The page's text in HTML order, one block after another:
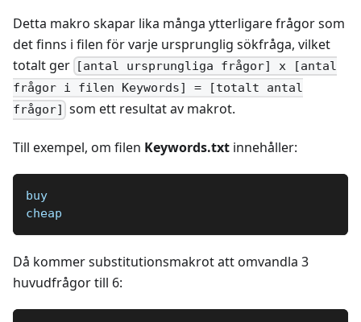
Detta makro skapar lika många ytterligare frågor som
det finns i filen för varje ursprunglig sökfråga, vilket
totalt ger [antal ursprungliga frågor] x [antal
frågor i filen Keywords] = [totalt antal
frågor]
som ett resultat av makrot.
Till exempel, om filen Keywords.txt innehåller:
buy
cheap
Då kommer substitutionsmakrot att omvandla 3
huvudfrågor till 6: